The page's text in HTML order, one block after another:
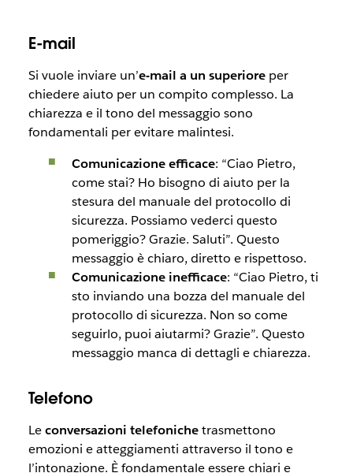
E-mail
Si vuole inviare un’e-mail a un superioreper
chiedere aiuto per un compito complesso. La
chiarezza e il tono del messaggio sono
fondamentali per evitare malintesi.
Comunicazione efficace: “Ciao Pietro,
come stai? Ho bisogno di aiuto per la
stesura del manuale del protocollo di
sicurezza. Possiamo vederci questo
pomeriggio? Grazie. Saluti”. Questo
messaggio è chiaro, diretto e rispettoso.
Comunicazione inefficace: “Ciao Pietro, ti
sto inviando una bozza del manuale del
protocollo di sicurezza. Non so come
seguirlo, puoi aiutarmi? Grazie”. Questo
messaggio manca di dettagli e chiarezza.
Telefono
Leconversazioni telefonichetrasmettono
emozioni e atteggiamenti attraverso il tono e
l’intonazione. È fondamentale essere chiari e